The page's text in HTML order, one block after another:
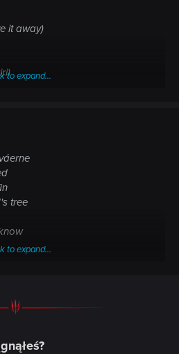
it away)
to expand...
tree
to expand...